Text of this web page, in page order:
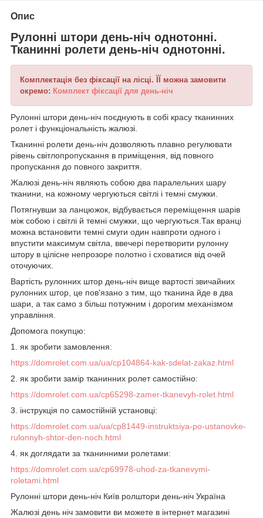
Опис
Рулонні штори день-ніч однотонні.
Тканинні ролети день-ніч однотонні.
Комплектація без фіксації на лісці. ЇЇ можна замовити
окремо: Комплект фіксації для день-ніч
Рулонні штори день-ніч поєднують в собі красу тканинних
ролет і функціональність жалюзі.
Тканинні ролети день-ніч дозволяють плавно регулювати
рівень світлопропускання в приміщення, від повного
пропускання до повного закриття.
Жалюзі день-ніч являють собою два паралельних шару
тканини, на кожному чергуються світлі і темні смужки.
Потягнувши за ланцюжок, відбувається переміщення шарів
між собою і світлі й темні смужки, що чергуються.Так вранці
можна встановити темні смуги один навпроти одного і
впустити максимум світла, ввечері перетворити рулонну
штору в цілісне непрозоре полотно і сховатися від очей
оточуючих.
Вартість рулонних штор день-ніч вище вартості звичайних
рулонних штор, це пов'язано з тим, що тканина йде в два
шари, а так само з більш потужним і дорогим механізмом
управління.
Допомога покупцю:
1. як зробити замовлення:
https://domrolet.com.ua/ua/cp104864-kak-sdelat-zakaz.html
2. як зробити замір тканинних ролет самостійно:
https://domrolet.com.ua/cp65298-zamer-tkanevyh-rolet.html
3. інструкція по самостійній установці:
https://domrolet.com.ua/ua/cp81449-instruktsiya-po-ustanovke-
rulonnyh-shtor-den-noch.html
4. як доглядати за тканинними ролетами:
https://domrolet.com.ua/cp69978-uhod-za-tkanevymi-
roletami.html
Рулонні штори день-ніч Київ ролштори день-ніч Україна
Жалюзі день ніч замовити ви можете в інтернет магазині